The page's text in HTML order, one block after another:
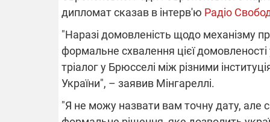
дипломат сказав в інтерв'ю Радіо
"Наразі домовленість щодо механізму
формальне схвалення цієї домовленості
тріалог у Брюсселі між різними
України", – заявив Мінгареллі.
"Я не можу назвати вам точну дату, але
Частина
областях
російських
Готуйте
спеку у
графіки